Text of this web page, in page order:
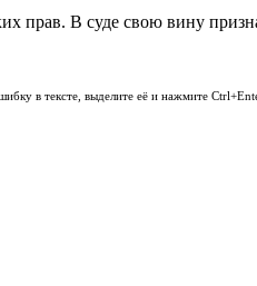
прав. В суде свою вину
в тексте, выделите её и нажмите